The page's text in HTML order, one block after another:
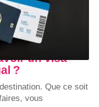
un visa
?
Que ce soit
vous